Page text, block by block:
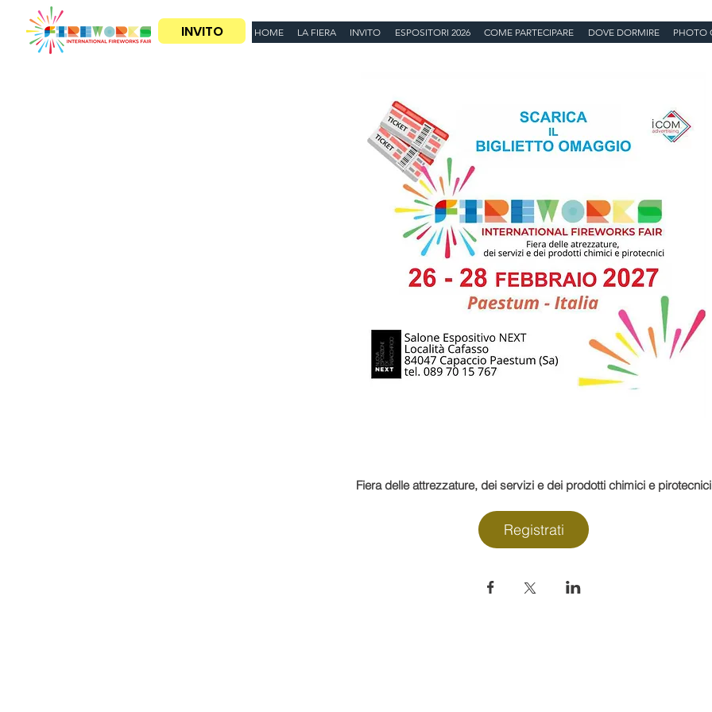
HOME LA FIERA INVITO ESPOSITORI 2026 COME PARTECIPARE DOVE DORMIRE PHOTO
INVITO
Fiera delle attrezzature, dei servizi e dei prodotti chimici e pirotecnici
Registrati